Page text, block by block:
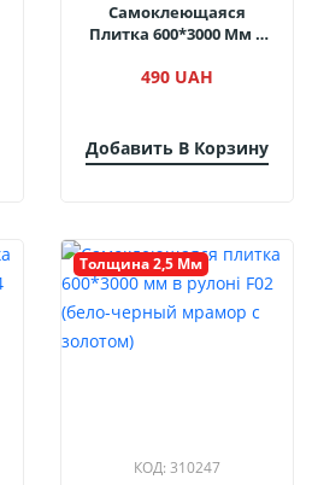
Самоклеющаяся
Плитка 600*3000 Мм В
Дерево)
490 UAH
Добавить В Корзину
Толщина 2,5 Мм
КОД: 310247